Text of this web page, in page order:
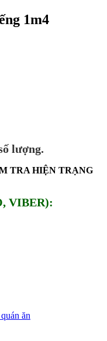
1m4
lượng.
TRA HIỆN TRẠNG
VIBER):
ăn